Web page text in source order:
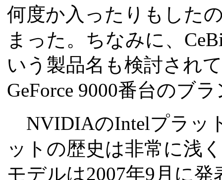
何度か入ったりもした
まった。ちなみに、
いう製品名も検討され
GeForce 9000番台のブ
NVIDIAのIntelプラッ
ットの歴史は非常に浅
モデルは2007年9月に発